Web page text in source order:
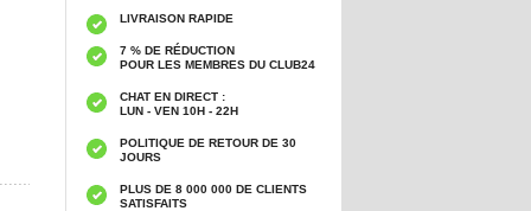
LIVRAISON RAPIDE
7 % DE RÉDUCTION
POUR LES MEMBRES DU CLUB24
CHAT EN DIRECT :
LUN - VEN 10H - 22H
POLITIQUE DE RETOUR DE 30
JOURS
PLUS DE 8 000 000 DE CLIENTS
SATISFAITS